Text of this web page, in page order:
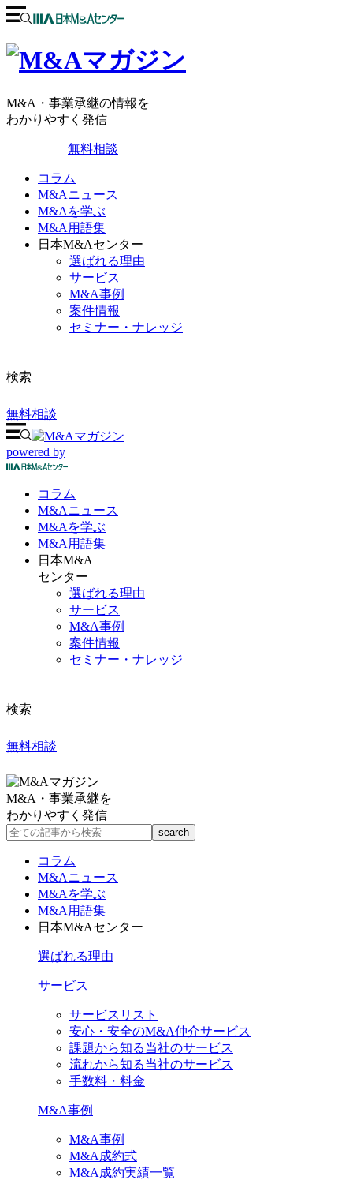
M&A・事業承継の情報を
わかりやすく発信
無料相談
コラム
M&Aニュース
M&Aを学ぶ
M&A用語集
日本M&Aセンター
選ばれる理由
サービス
M&A事例
案件情報
セミナー・ナレッジ
検索
無料相談
powered by
コラム
M&Aニュース
M&Aを学ぶ
M&A 用語集
日本M&A
センター
選ばれる理由
サービス
M&A事例
案件情報
セミナー・ナレッジ
検索
無料相談
M&A・事業承継を
わかりやすく発信
コラム
M&Aニュース
M&Aを学ぶ
M&A用語集
日本M&Aセンター
選ばれる理由
サービス
サービスリスト
安心・安全のM&A仲介サービス
課題から知る当社のサービス
流れから知る当社のサービス
手数料・料金
M&A事例
M&A事例
M&A成約式
M&A成約実績一覧